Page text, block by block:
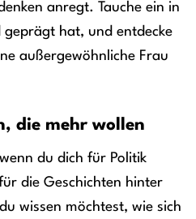
anregt. Tauche ein in
hat, und entdecke
außergewöhnliche Frau
die mehr wollen
du dich für Politik
die Geschichten hinter
wissen möchtest, wie sich